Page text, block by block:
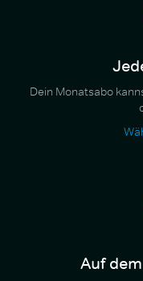
Dein Monatsabo
Auf